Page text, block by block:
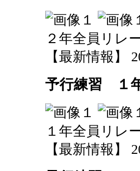
２年全員リレ
【最新情報】
予行練習 １
１年全員リレ
【最新情報】